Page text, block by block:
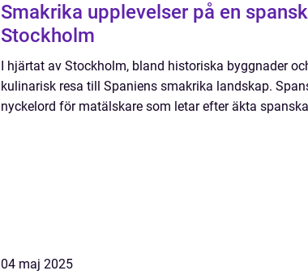
Smakrika upplevelser på en
Stockholm
I hjärtat av Stockholm, bland historiska byggnader
kulinarisk resa till Spaniens smakrika landskap.
nyckelord för matälskare som letar efter äkta
04 maj 2025